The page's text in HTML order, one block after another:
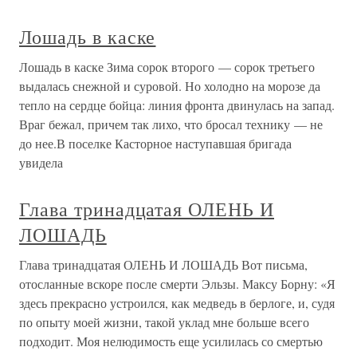
Лошадь в каске
Лошадь в каске Зима сорок второго — сорок третьего
выдалась снежной и суровой. Но холодно на морозе да
тепло на сердце бойца: линия фронта двинулась на запад.
Враг бежал, причем так лихо, что бросал технику — не
до нее.В поселке Касторное наступавшая бригада
увидела
Глава тринадцатая ОЛЕНЬ И
ЛОШАДЬ
Глава тринадцатая ОЛЕНЬ И ЛОШАДЬ Вот письма,
отосланные вскоре после смерти Эльзы. Максу Борну: «Я
здесь прекрасно устроился, как медведь в берлоге, и, судя
по опыту моей жизни, такой уклад мне больше всего
подходит. Моя нелюдимость еще усилилась со смертью